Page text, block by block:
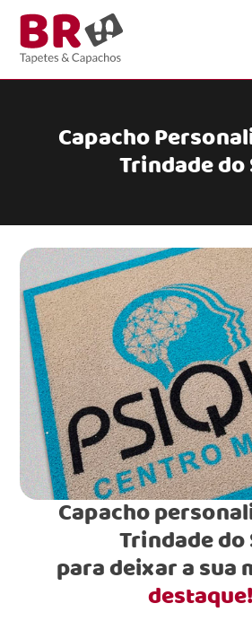
Capacho
Trindade do
Capacho
Trindade do
para deixar a sua
destaque!